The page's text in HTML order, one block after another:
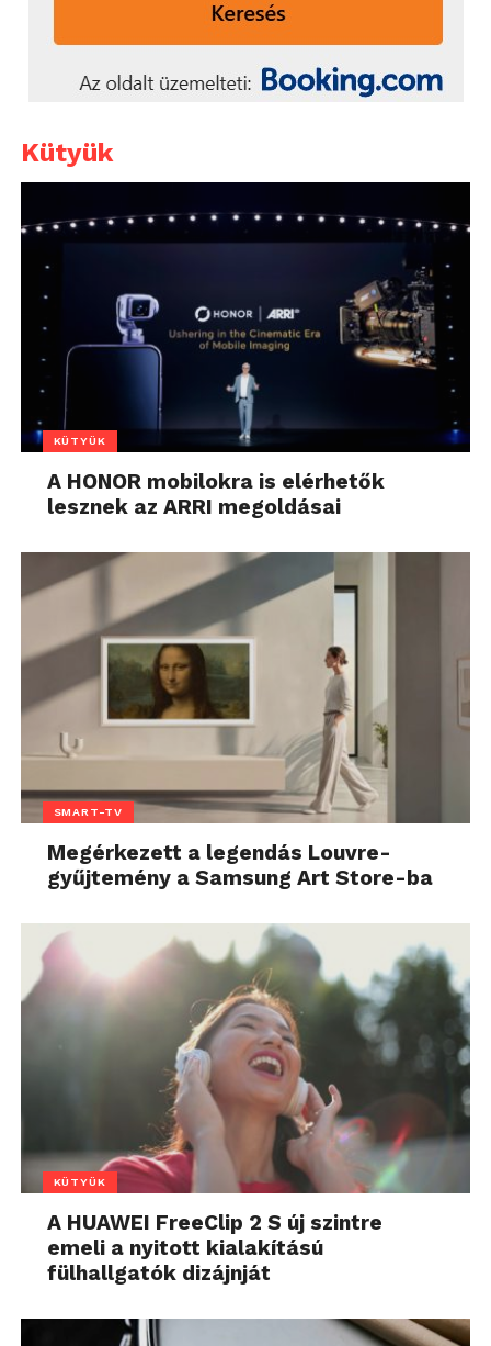
Kütyük
KÜTYÜK
A HONOR mobilokra is elérhetők
lesznek az ARRI megoldásai
SMART-TV
Megérkezett a legendás Louvre-
gyűjtemény a Samsung Art Store-ba
KÜTYÜK
A HUAWEI FreeClip 2 S új szintre
emeli a nyitott kialakítású
fülhallgatók dizájnját